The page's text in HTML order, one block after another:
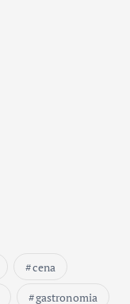
cena
gastronomia